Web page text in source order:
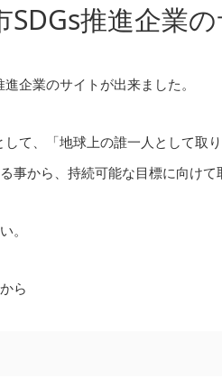
SDGs推進企業
進企業のサイトが出来ました。
して、「地球上の誰一人として取
事から、持続可能な目標に向けて
。
から